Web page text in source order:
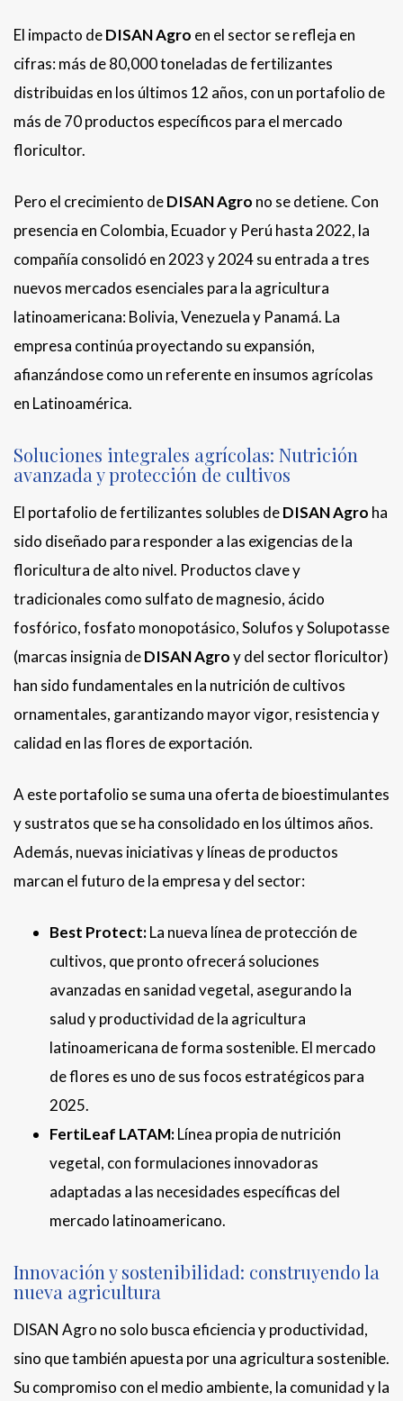
El impacto deDISAN Agro en el sector se refleja en
cifras: más de 80,000 toneladas de fertilizantes
distribuidas en los últimos 12 años, con un portafolio de
más de 70 productos específicos para el mercado
floricultor.
Pero el crecimiento deDISAN Agro no se detiene. Con
presencia en Colombia, Ecuador y Perú hasta 2022, la
compañía consolidó en 2023 y 2024 su entrada a tres
nuevos mercados esenciales para la agricultura
latinoamericana: Bolivia, Venezuela y Panamá. La
empresa continúa proyectando su expansión,
afianzándose como un referente en insumos agrícolas
en Latinoamérica.
Soluciones integrales agrícolas: Nutrición
avanzada y protección de cultivos
El portafolio de fertilizantes solubles deDISAN Agro ha
sido diseñado para responder a las exigencias de la
floricultura de alto nivel. Productos clave y
tradicionales como sulfato de magnesio, ácido
fosfórico, fosfato monopotásico, Solufos y Solupotasse
(marcas insignia deDISAN Agroy del sector floricultor)
han sido fundamentales en la nutrición de cultivos
ornamentales, garantizando mayor vigor, resistencia y
calidad en las flores de exportación.
A este portafolio se suma una oferta de bioestimulantes
y sustratos que se ha consolidado en los últimos años.
Además, nuevas iniciativas y líneas de productos
marcan el futuro de la empresa y del sector:
Best Protect:La nueva línea de protección de
cultivos, que pronto ofrecerá soluciones
avanzadas en sanidad vegetal, asegurando la
salud y productividad de la agricultura
latinoamericana de forma sostenible. El mercado
de flores es uno de sus focos estratégicos para
2025.
FertiLeaf LATAM:Línea propia de nutrición
vegetal, con formulaciones innovadoras
adaptadas a las necesidades específicas del
mercado latinoamericano.
Innovación y sostenibilidad: construyendo la
nueva agricultura
DISAN Agro no solo busca eficiencia y productividad,
sino que también apuesta por una agricultura sostenible.
Su compromiso con el medio ambiente, la comunidad y la